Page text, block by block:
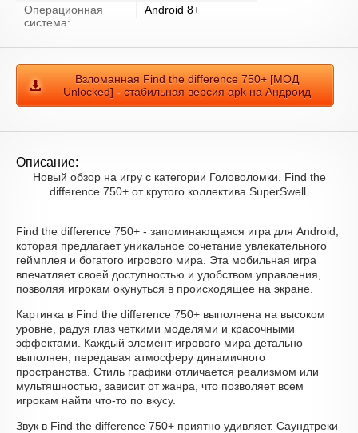
Операционная
система:
Android 8+
Взломанная Find the difference 750+ [МОД
Unlocked] - стабильная версия apk на Андроид
Описание:
Новый обзор на игру с категории Головоломки. Find the
difference 750+ от крутого коллектива SuperSwell.
Find the difference 750+ - запоминающаяся игра для Android,
которая предлагает уникальное сочетание увлекательного
геймплея и богатого игрового мира. Эта мобильная игра
впечатляет своей доступностью и удобством управления,
позволяя игрокам окунуться в происходящее на экране.
Картинка в Find the difference 750+ выполнена на высоком
уровне, радуя глаз четкими моделями и красочными
эффектами. Каждый элемент игрового мира детально
выполнен, передавая атмосферу динамичного
пространства. Стиль графики отличается реализмом или
мультяшностью, зависит от жанра, что позволяет всем
игрокам найти что-то по вкусу.
Звук в Find the difference 750+ приятно удивляет. Саундтреки